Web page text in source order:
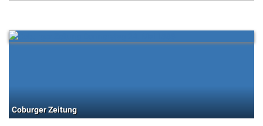
Coburger Zeitung